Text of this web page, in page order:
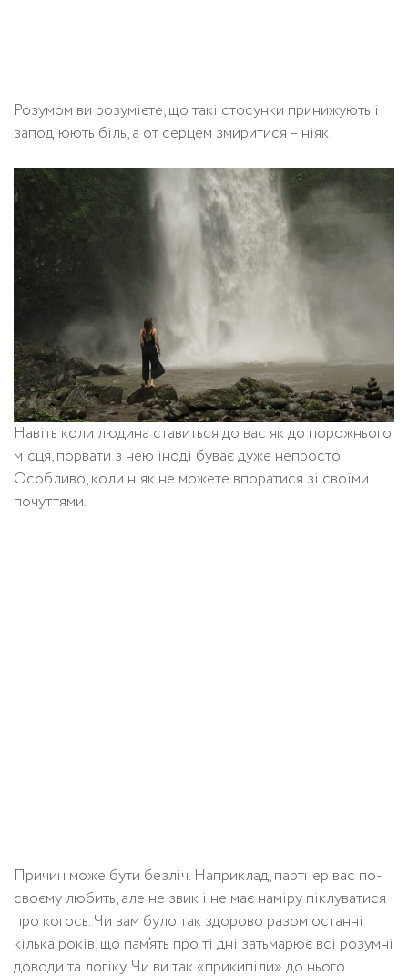
Розумом ви розумієте, що такі стосунки принижують і
заподіюють біль, а от серцем змиритися – ніяк.
Навіть коли людина ставиться до вас як до порожнього
місця, порвати з нею іноді буває дуже непросто.
Особливо, коли ніяк не можете впоратися зі своїми
почуттями.
Причин може бути безліч. Наприклад, партнер вас по-
своєму любить, але не звик і не має наміру піклуватися
про когось. Чи вам було так здорово разом останні
кілька років, що пам’ять про ті дні затьмарює всі розумні
доводи та логіку. Чи ви так «прикипіли» до нього